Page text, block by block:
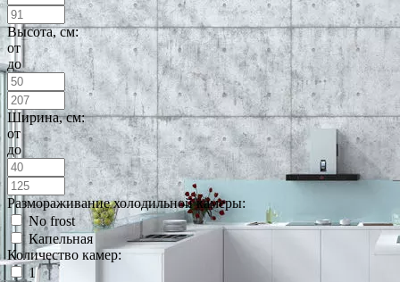
Высота, см:
от
до
Ширина, см:
от
до
Размораживание холодильной камеры:
No frost
Капельная
Количество камер:
1